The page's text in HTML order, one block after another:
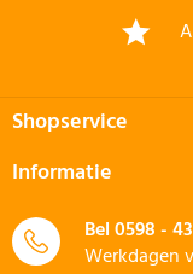
Shopservice
Informatie
Bel0598 -
Werkdagen